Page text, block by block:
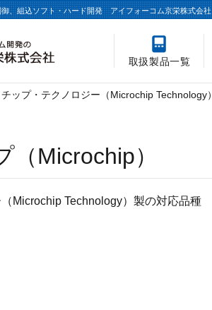
、組込ソフト・ハード開発 アイフォーコム京栄株式会社
取扱製品一覧
ップ・テクノロジー（Microchip Technology）
Microchip）
Microchip Technology）製の対応品種